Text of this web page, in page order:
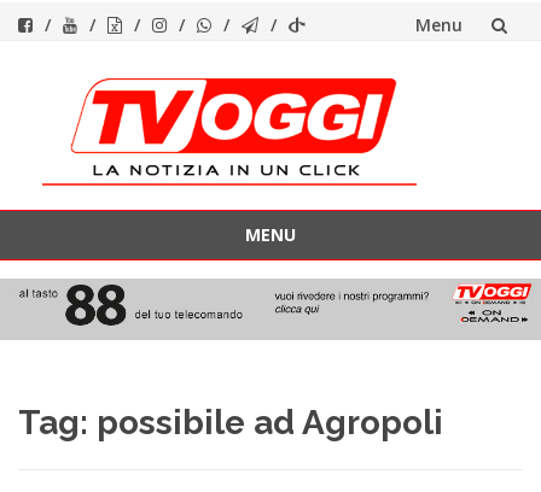
Menu
contenuto
MENU
contenuto
Tag: possibile ad Agropoli